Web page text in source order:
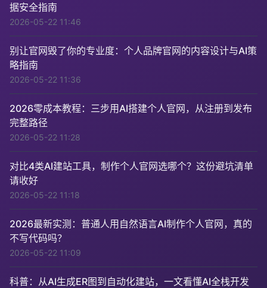
据安全指南
2026-05-22 11:46
别让官网毁了你的专业度：个人品牌官网的内容设计与AI策
略指南
2026-05-22 11:36
2026零成本教程：三步用AI搭建个人官网，从注册到发布
完整路径
2026-05-22 11:28
对比4类AI建站工具，制作个人官网选哪个？这份避坑清单
请收好
2026-05-22 11:18
2026最新实测：普通人用自然语言AI制作个人官网，真的
不写代码吗？
2026-05-22 11:09
科普：从AI生成ER图到自动化建站，一文看懂AI全栈开发